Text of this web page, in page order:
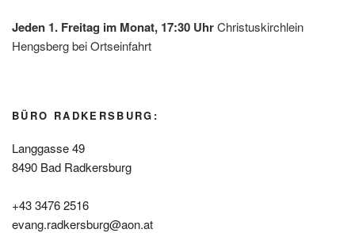
Jeden 1. Freitag im Monat, 17:30 UhrChristuskirchlein
Hengsberg bei Ortseinfahrt
BÜRO RADKERSBURG:
Langgasse 49
8490 Bad Radkersburg
+43 3476 2516
evang.radkersburg@aon.at